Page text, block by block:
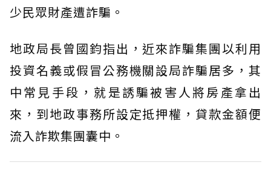
少民眾財產遭詐騙。
地政局長曾國鈞指出，近來詐騙集團以利用
投資名義或假冒公務機關設局詐騙居多，其
中常見手段，就是誘騙被害人將房產拿出
來，到地政事務所設定抵押權，貸款金額便
流入詐欺集團囊中。